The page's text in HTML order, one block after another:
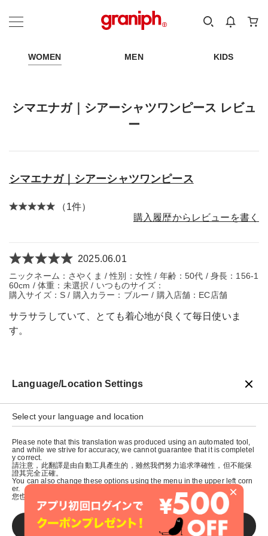
カテゴリーから探す
WOMEN MEN KIDS
シマエナガ｜シアーシャツワンピース レビュ
ー
シマエナガ｜シアーシャツワンピース
（1件）
購入履歴からレビューを書く
2025.06.01
ニックネーム：さやくま / 性別：女性 / 年齢：50代 / 身長：156-1
60cm / 体重：未選択 / いつものサイズ：
購入サイズ：S / 購入カラー：ブルー / 購入店舗：EC店舗
サラサラしていて、とても着心地が良くて毎日使いま
す。
×
Language/Location Settings
Select your language and location
Please note that this translation was produced using an automated tool,
and while we strive for accuracy, we cannot guarantee that it is completel
y correct.
請注意，此翻譯是由自動工具產生的，雖然我們努力追求準確性，但不能保
證其完全正確。
You can also change these options using the menu in the upper left corn
er.
您也可以使用左上角的選單來更改這些選項。
SAVE